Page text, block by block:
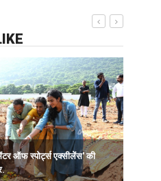
ऑफ स्पोर्ट्स एक्सीलेंस' की